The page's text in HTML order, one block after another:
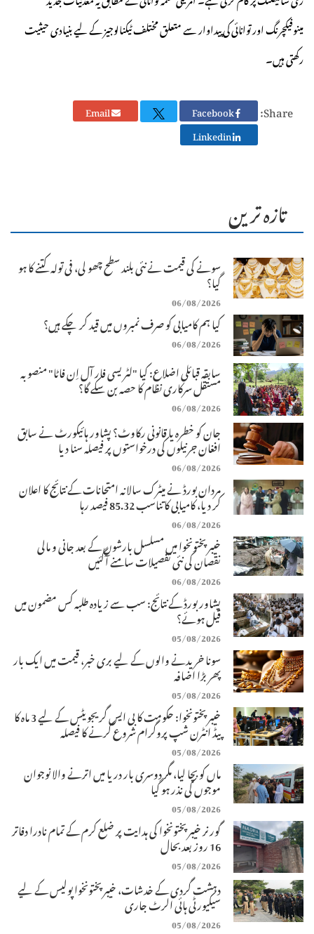
مینوفیکچرنگ اور توانائی کی پیداوار سے متعلق مختلف ٹیکنالوجیز کے لیے بنیادی حیثیت
رکھتی ہیں۔
Share:
Email
Linkedin
تازہ ترین
سونے کی قیمت نے نئی بلند سطح چھو لی، فی تولہ کتنے کا ہو
گیا؟
06/08/2026
کیا ہم کامیابی کو صرف نمبروں میں قید کر چکے ہیں؟
06/08/2026
سابقہ قبائلی اضلاع: کیا "لٹریسی فار آل اِن فاٹا" منصوبہ
مستقل سرکاری نظام کا حصہ بن سکے گا؟
06/08/2026
جان کو خطرہ یا قانونی رکاوٹ؟ پشاور ہائیکورٹ نے سابق
افغان جرنیلوں کی درخواستوں پر فیصلہ سنا دیا
06/08/2026
مردان بورڈ نے میٹرک سالانہ امتحانات کے نتائج کا اعلان
کر دیا، کامیابی کا تناسب 85.32 فیصد رہا
06/08/2026
خیبرپختونخوا میں مسلسل بارشوں کے بعد جانی و مالی
نقصان کی نئی تفصیلات سامنے آگئیں
06/08/2026
پشاور بورڈ کے نتائج: سب سے زیادہ طلبہ کس مضمون میں
فیل ہوئے؟
05/08/2026
سونا خریدنے والوں کے لیے بری خبر، قیمت میں ایک بار
پھر بڑا اضافہ
05/08/2026
خیبرپختونخوا: حکومت کا بی ایس گریجویٹس کے لیے 3 ماہ کا
پیڈ انٹرن شپ پروگرام شروع کرنے کا فیصلہ
05/08/2026
ماں کو بچا لیا، مگر دوسری بار دریا میں اترنے والا نوجوان
موجوں کی نذر ہو گیا
05/08/2026
گورنر خیبرپختونخوا کی ہدایت پر ضلع کرم کے تمام نادرا دفاتر
16 روز بعد بحال
05/08/2026
دہشت گردی کے خدشات، خیبرپختونخوا پولیس کے لیے
سیکیورٹی ہائی الرٹ جاری
05/08/2026